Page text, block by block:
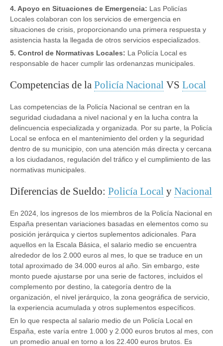
4. Apoyo en Situaciones de Emergencia: Las Policías
Locales colaboran con los servicios de emergencia en
situaciones de crisis, proporcionando una primera respuesta y
asistencia hasta la llegada de otros servicios especializados.
5. Control de Normativas Locales: La Policía Local es
responsable de hacer cumplir las ordenanzas municipales.
Competencias de la Policía Nacional VS Local
Las competencias de la Policía Nacional se centran en la
seguridad ciudadana a nivel nacional y en la lucha contra la
delincuencia especializada y organizada. Por su parte, la Policía
Local se enfoca en el mantenimiento del orden y la seguridad
dentro de su municipio, con una atención más directa y cercana
a los ciudadanos, regulación del tráfico y el cumplimiento de las
normativas municipales.
Diferencias de Sueldo: Policía Local y Nacional
En 2024, los ingresos de los miembros de la Policía Nacional en
España presentan variaciones basadas en elementos como su
posición jerárquica y ciertos suplementos adicionales. Para
aquellos en la Escala Básica, el salario medio se encuentra
alrededor de los 2.000 euros al mes, lo que se traduce en un
total aproximado de 34.000 euros al año. Sin embargo, este
monto puede ajustarse por una serie de factores, incluidos el
complemento por destino, la categoría dentro de la
organización, el nivel jerárquico, la zona geográfica de servicio,
la experiencia acumulada y otros suplementos específicos.
En lo que respecta al salario medio de un Policía Local en
España, este varía entre 1.000 y 2.000 euros brutos al mes, con
un promedio anual en torno a los 22.400 euros brutos. Es